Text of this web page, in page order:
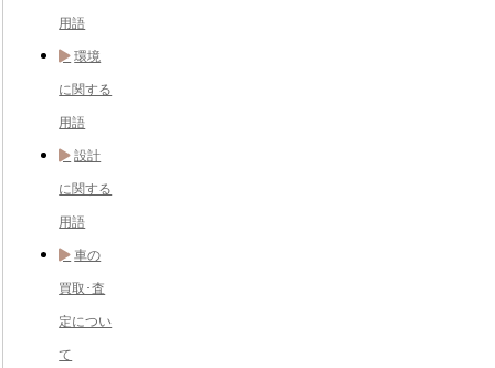
用語
環境
に関する
用語
設計
に関する
用語
車の
買取･査
定につい
て